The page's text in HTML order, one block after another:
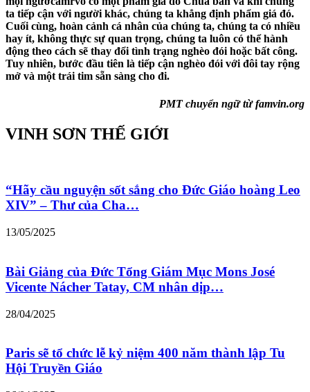
ta tiếp cận với người khác, chúng ta khẳng định phẩm giá đó.
Cuối cùng, hoàn cảnh cá nhân của chúng ta, chúng ta có nhiều
hay ít, không thực sự quan trọng, chúng ta luôn có thể hành
động theo cách sẽ thay đổi tình trạng nghèo đói hoặc bất công.
Tuy nhiên, bước đầu tiên là tiếp cận nghèo đói với đôi tay rộng
mở và một trái tim sẵn sàng cho đi.
PMT chuyển ngữ từ famvin.org
VINH SƠN THẾ GIỚI
“Hãy cầu nguyện sốt sắng cho Đức Giáo hoàng Leo
XIV” – Thư của Cha…
13/05/2025
Bài Giảng của Đức Tổng Giám Mục Mons José
Vicente Nácher Tatay, CM nhân dịp…
28/04/2025
Paris sẽ tổ chức lễ kỷ niệm 400 năm thành lập Tu
Hội Truyền Giáo